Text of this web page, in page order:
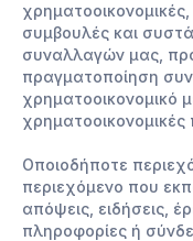
συμβουλές και
συναλλαγών μας,
πραγματοποίηση
χρηματοοικονομικό
Οποιοδήποτε
περιεχόμενο που
απόψεις, ειδήσεις,
πληροφορίες ή